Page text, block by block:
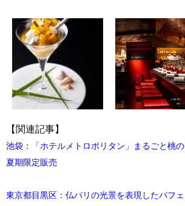
【関連記事】
池袋：「ホテルメトロポリタン」まるごと桃
夏期限定販売
東京都目黒区：仏パリの光景を表現したパフ